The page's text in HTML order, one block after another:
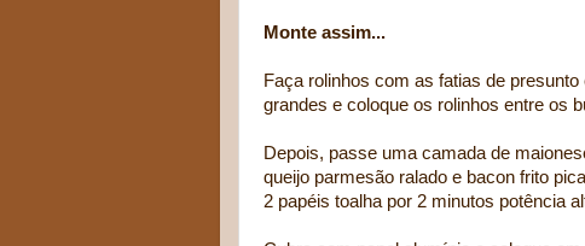
Monte assim...
Faça rolinhos com as fatias de
grandes e coloque os rolinhos entre os
Depois, passe uma camada de
queijo parmesão ralado e bacon frito
2 papéis toalha por 2 minutos potência